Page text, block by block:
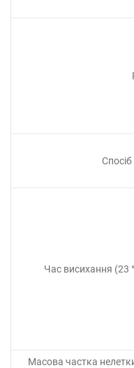
Час висихання (23
Масова частка